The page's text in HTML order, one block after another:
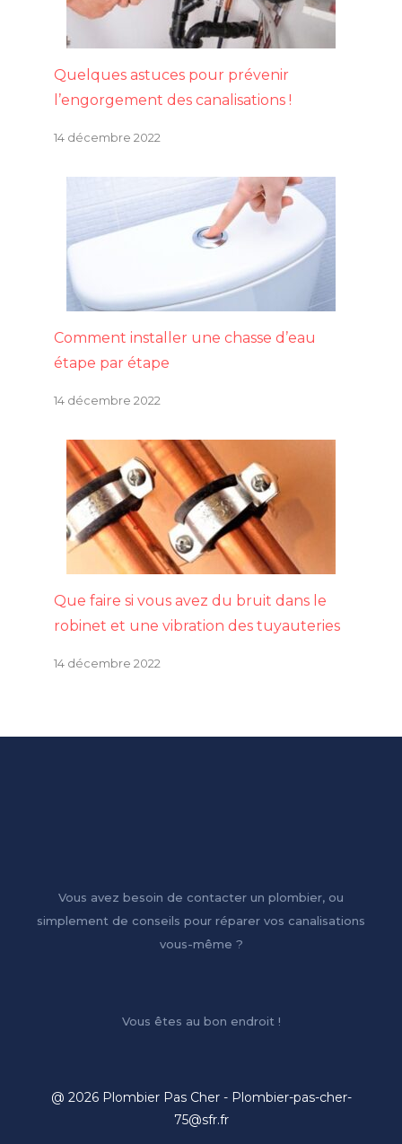
Quelques astuces pour prévenir
l’engorgement des canalisations !
14 décembre 2022
Comment installer une chasse d’eau
étape par étape
14 décembre 2022
Que faire si vous avez du bruit dans le
robinet et une vibration des tuyauteries
14 décembre 2022
Vous avez besoin de contacter un plombier, ou
simplement de conseils pour réparer vos canalisations
vous-même ?
Vous êtes au bon endroit !
@ 2026 Plombier Pas Cher - Plombier-pas-cher-
75@sfr.fr